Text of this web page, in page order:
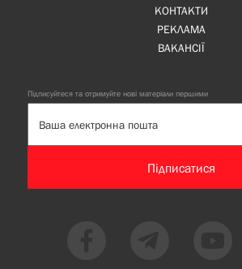
КОНТАКТИ
РЕКЛАМА
ВАКАНСІЇ
Підписуйтеся та отримуйте нові матеріали першими
Підписатися